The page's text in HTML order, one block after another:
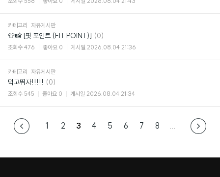
카테고리 자유게시판
👕📸 [핏 포인트 (FIT POINT)] 댓
글
(0)
조회수 476 좋아요 0 게시일 2026.08.04 21:36
카테고리 자유게시판
먹고뛰자!!!!! 댓
글
(0)
조회수 545 좋아요 0 게시일 2026.08.04 21:34
1 2 3 4 5 6 7 8 ...